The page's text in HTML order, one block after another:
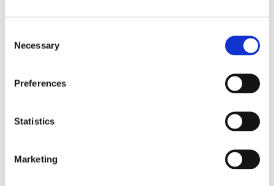
Selection
Necessary
Preferences
Statistics
Marketing
Spara mitt namn, min e-postadress och webbplats i denna
Utökad plastskatt föreslagen